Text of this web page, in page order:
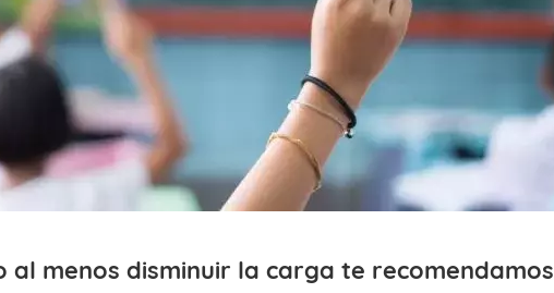
al menos disminuir la carga te recomendamos